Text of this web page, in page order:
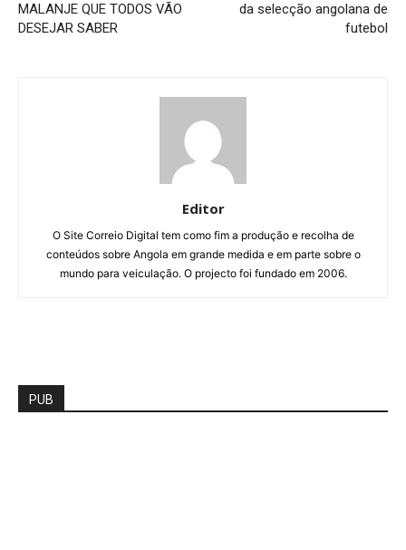
MALANJE QUE TODOS VÃO
DESEJAR SABER
da selecção angolana de
futebol
Editor
O Site Correio Digital tem como fim a produção e recolha de
conteúdos sobre Angola em grande medida e em parte sobre o
mundo para veiculação. O projecto foi fundado em 2006.
PUB